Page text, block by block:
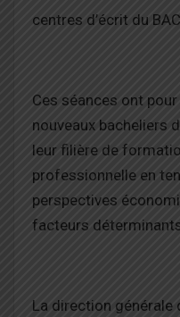
centres d’écrit du
Ces séances ont
nouveaux bacheliers
leur filière de
professionnelle en
perspectives
facteurs déterminants
La direction générale